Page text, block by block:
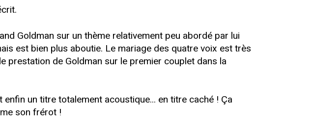
Goldman sur un thème relativement peu abordé par lui
est bien plus aboutie. Le mariage des quatre voix est très
prestation de Goldman sur le premier couplet dans la
un titre totalement acoustique... en titre caché ! Ça
son frérot !